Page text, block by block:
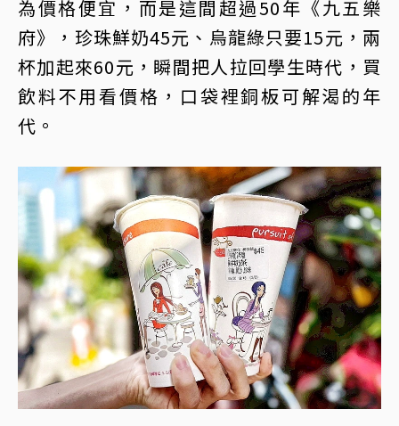
為價格便宜，而是這間超過50年《九五樂
府》，珍珠鮮奶45元、烏龍綠只要15元，兩
杯加起來60元，瞬間把人拉回學生時代，買
飲料不用看價格，口袋裡銅板可解渴的年
代。